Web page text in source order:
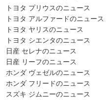
トヨタ プリウスのニュース
トヨタ アルファードのニュース
トヨタ ヤリスのニュース
トヨタ シエンタのニュース
日産 セレナのニュース
日産 リーフのニュース
ホンダ ヴェゼルのニュース
ホンダ フリードのニュース
スズキ ジムニーのニュース